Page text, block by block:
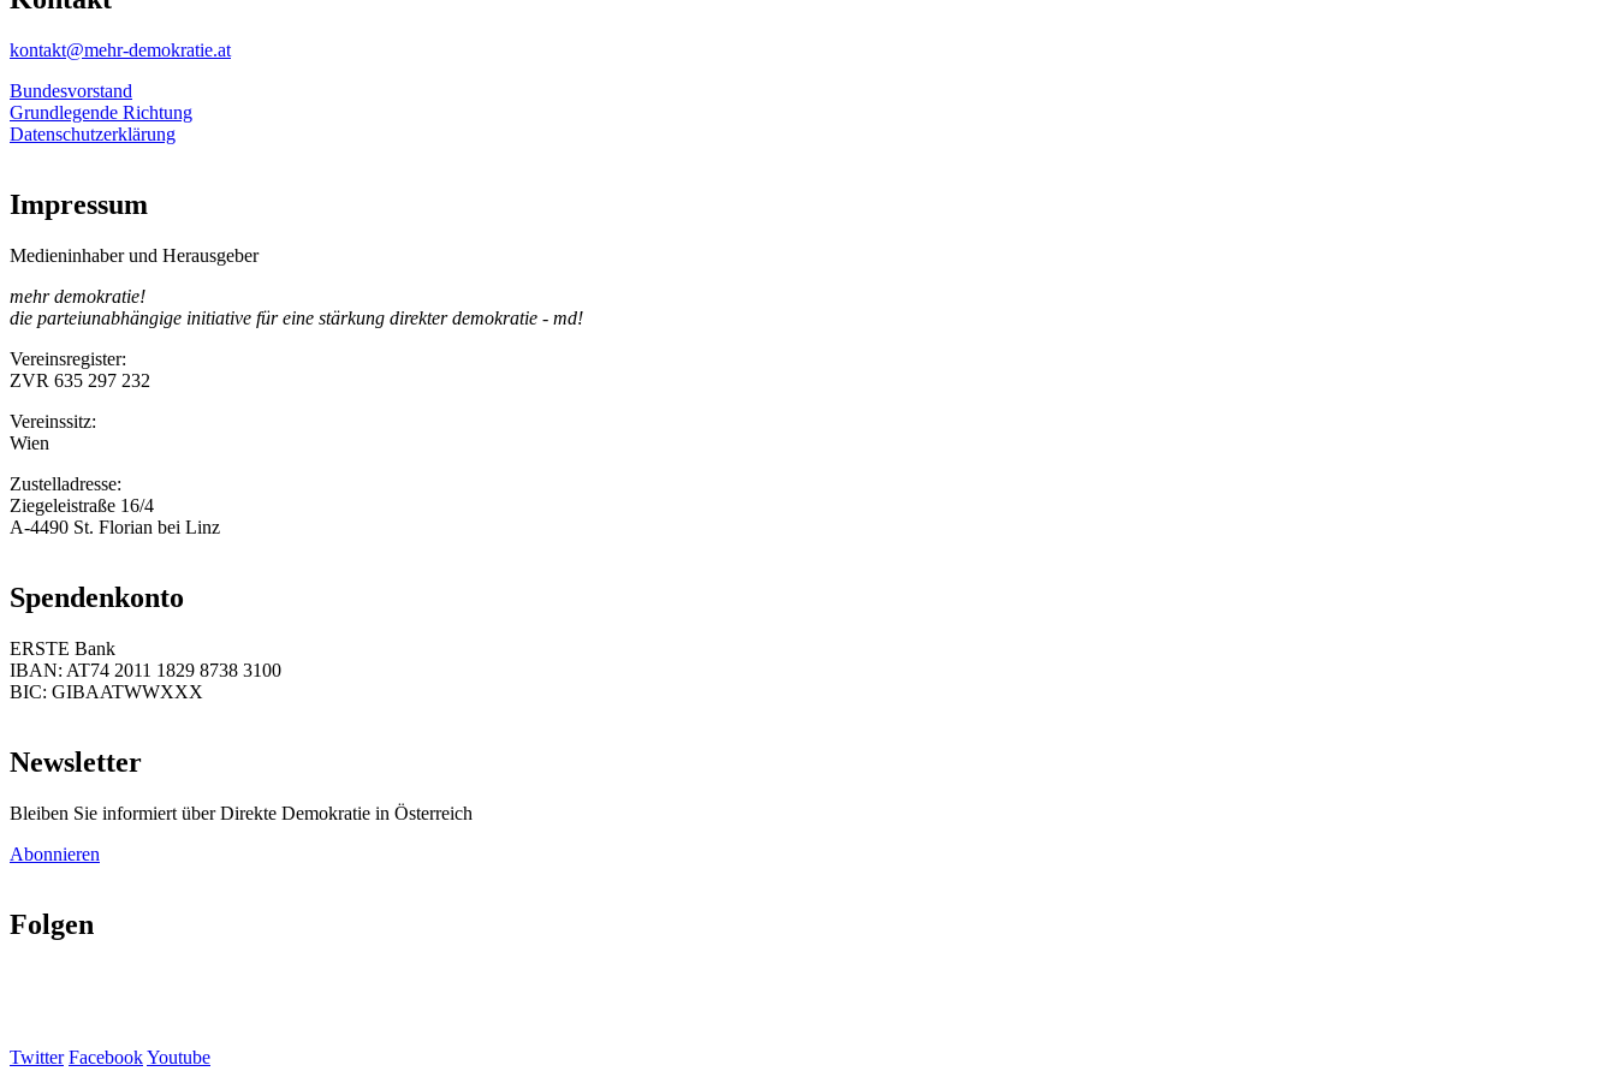
kontakt@mehr-demokratie.at
Bundesvorstand
Grundlegende Richtung
Datenschutzerklärung
Impressum
Medieninhaber und Herausgeber
mehr demokratie!
die parteiunabhängige initiative für eine stärkung direkter demokratie - md!
Vereinsregister:
ZVR 635 297 232
Vereinssitz:
Wien
Zustelladresse:
Ziegeleistraße 16/4
A-4490 St. Florian bei Linz
Spendenkonto
ERSTE Bank
IBAN: AT74 2011 1829 8738 3100
BIC: GIBAATWWXXX
Newsletter
Bleiben Sie informiert über Direkte Demokratie in Österreich
Abonnieren
Folgen
Twitter FacebookYoutube